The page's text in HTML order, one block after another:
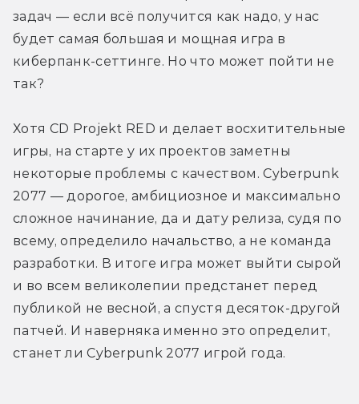
задач — если всё получится как надо, у нас
будет самая большая и мощная игра в
киберпанк-сеттинге. Но что может пойти не
так?
Хотя CD Projekt RED и делает восхитительные
игры, на старте у их проектов заметны
некоторые проблемы с качеством. Cyberpunk
2077 — дорогое, амбициозное и максимально
сложное начинание, да и дату релиза, судя по
всему, определило начальство, а не команда
разработки. В итоге игра может выйти сырой
и во всем великолепии предстанет перед
публикой не весной, а спустя десяток-другой
патчей. И наверняка именно это определит,
станет ли Cyberpunk 2077 игрой года.